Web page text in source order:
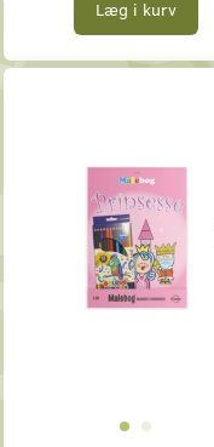
Læg i kurv